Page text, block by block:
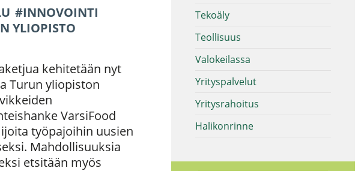
INNOVOINTI
YLIOPISTO
kehitetään nyt
Turun yliopiston
VarsiFood
työpajoihin uusien
Mahdollisuuksia
etsitään myös
Tekoäly
Teollisuus
Valokeilassa
Yrityspalvelut
Yritysrahoitus
Halikonrinne